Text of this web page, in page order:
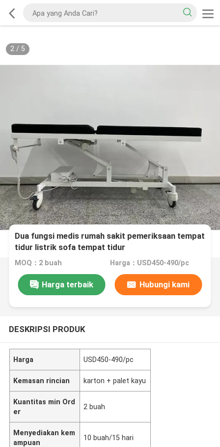
2/ 5
Dua fungsi medis rumah sakit pemeriksaan tempat
tidur listrik sofa tempat tidur
MOQ：2 buah Harga：USD450-490/pc
Harga terbaik Hubungi kami
DESKRIPSI PRODUK
Harga USD450-490/pc
Kemasan rincian karton + palet kayu
Kuantitas min Ord
er
2 buah
Menyediakan kem
ampuan
10 buah/15 hari